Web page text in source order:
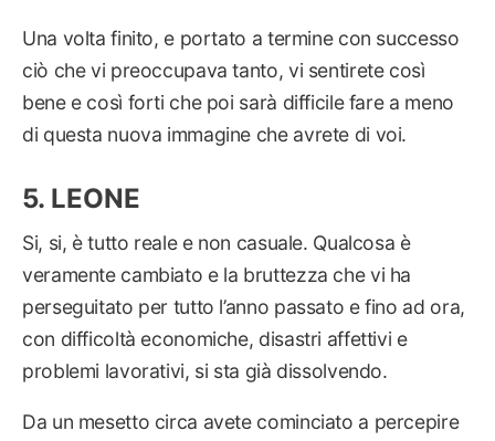
Una volta finito, e portato a termine con successo
ciò che vi preoccupava tanto, vi sentirete così
bene e così forti che poi sarà difficile fare a meno
di questa nuova immagine che avrete di voi.
LEONE
Si, si, è tutto reale e non casuale. Qualcosa è
veramente cambiato e la bruttezza che vi ha
perseguitato per tutto l’anno passato e fino ad ora,
con difficoltà economiche, disastri affettivi e
problemi lavorativi, si sta già dissolvendo.
Da un mesetto circa avete cominciato a percepire